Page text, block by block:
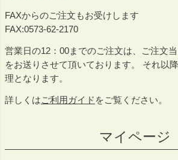
FAXからのご注文もお受けします
FAX:0573-62-2170
営業日の12：00までのご注文は、ご注文
をお送りさせて頂いております。 それ以
理となります。
詳しくはご利用ガイド をご覧ください。
マイページ